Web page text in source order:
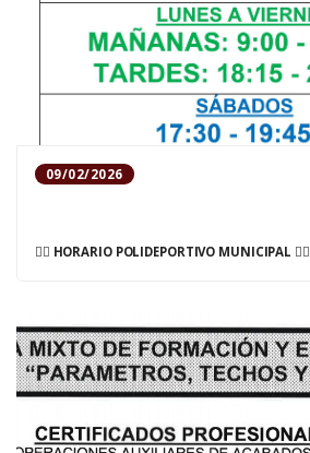
09/02/2026
🤸‍♀️ HORARIO POLIDEPORTIVO MUNICIPAL 🏋️‍♀️